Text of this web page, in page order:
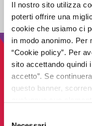
Il nostro sito utilizza
poterti offrire una
cookie che usiamo ci
in modo anonimo. Per
“Cookie policy”. Per
sito accettando quindi
accetto”. Se
questo banner,
sito
Projects